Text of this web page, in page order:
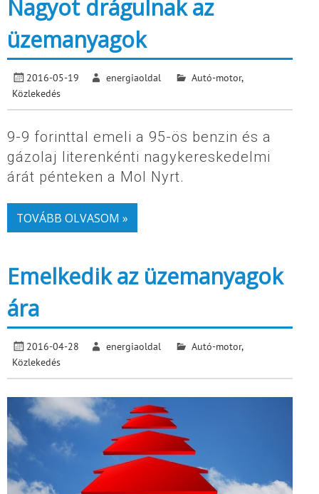
Nagyot drágulnak az
üzemanyagok
2016-05-19 energiaoldal Autó-motor,
Közlekedés
9-9 forinttal emeli a 95-ös benzin és a
gázolaj literenkénti nagykereskedelmi
árát pénteken a Mol Nyrt.
TOVÁBB OLVASOM »
Emelkedik az üzemanyagok
ára
2016-04-28 energiaoldal Autó-motor,
Közlekedés